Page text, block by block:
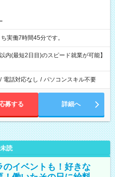
記のうち実働7時間45分です。
内(最短2日目)のスピード就業が可能】
/ 電話対応なし / パソコンスキル不要
募する 詳細へ
未読
イベントも！好きな